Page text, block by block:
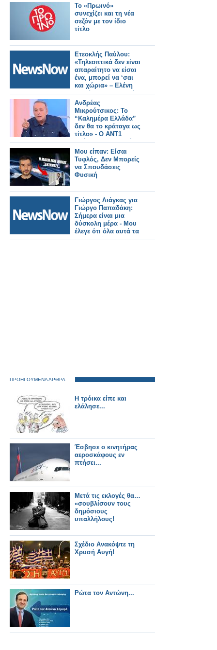
Το «Πρωινό»
συνεχίζει και τη νέα
σεζόν με τον ίδιο
τίτλο
Ετεοκλής Παύλου:
«Τηλεοπτικά δεν είναι
απαραίτητο να είσαι
ένα, μπορεί να ‘σαι
και χώρια» – Ελένη
Χατζίδου: «Έτσι, κάθε
μέρα να το λέμε μπας
και..»
Ανδρέας
Μικρούτσικος: Το
“Καλημέρα Ελλάδα”
δεν θα το κράταγα ως
τίτλο» - Ο ΑΝΤ1
τρώγεται με τα ρούχα
του...
Μου είπαν: Είσαι
Τυφλός, Δεν Μπορείς
να Σπουδάσεις
Φυσική
Γιώργος Λιάγκας για
Γιώργο Παπαδάκη:
Σήμερα είναι μια
δύσκολη μέρα - Μου
έλεγε ότι όλα αυτά τα
χρόνια, είσαι ο
ΠΡΟΗΓΟΥΜΕΝΑ ΑΡΘΡΑ
Η τρόικα είπε και
ελάλησε...
Έσβησε ο κινητήρας
αεροσκάφους εν
πτήσει...
Μετά τις εκλογές θα…
«σουβλίσουν τους
δημόσιους
υπαλλήλους!
Σχέδιο Ανακόψτε τη
Χρυσή Αυγή!
Ρώτα τον Αντώνη...